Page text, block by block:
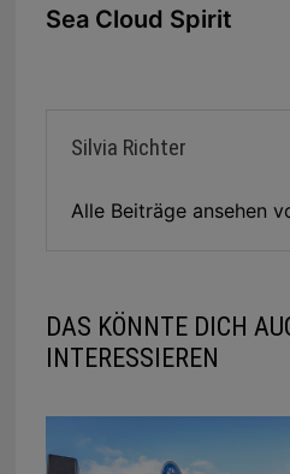
Sea Cloud Spirit
Silvia Richter
Alle Beiträge ansehen
DAS KÖNNTE DICH
INTERESSIEREN